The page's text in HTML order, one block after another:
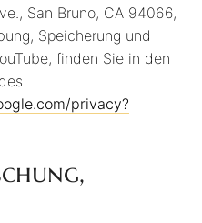
San Bruno, CA 94066,
Speicherung und
finden Sie in den
privacy?